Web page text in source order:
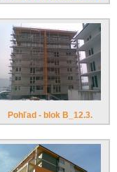
Pohľad - blok B_12.3.